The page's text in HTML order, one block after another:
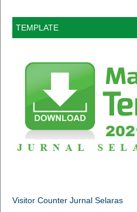
TEMPLATE
Visitor Counter Jurnal Selaras